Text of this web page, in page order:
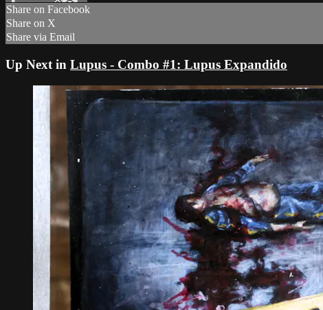
Share on Facebook
Share on X
Share via Email
Up Next in Lupus - Combo #1: Lupus Expandido